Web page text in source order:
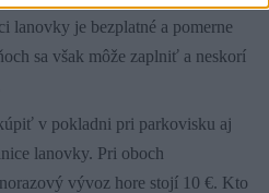
lanovky je bezplatné a pomerne
sa však môže zaplniť a neskorí
v pokladni pri parkovisku aj
lanovky. Pri oboch
vývoz hore stojí 10 €. Kto